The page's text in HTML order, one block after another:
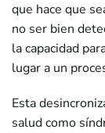
que hace que
no ser bien
la capacidad
lugar a un
Esta
salud como